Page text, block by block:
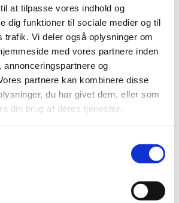
at tilpasse vores indhold og
dig funktioner til sociale medier og til
trafik. Vi deler også oplysninger om
med vores partnere inden
annonceringspartnere og
partnere kan kombinere disse
du har givet dem, eller som
din brug af deres tjenester.
Jim Gottstein blev først kendt i den
han lækkede interne, retsbeskyttede
...